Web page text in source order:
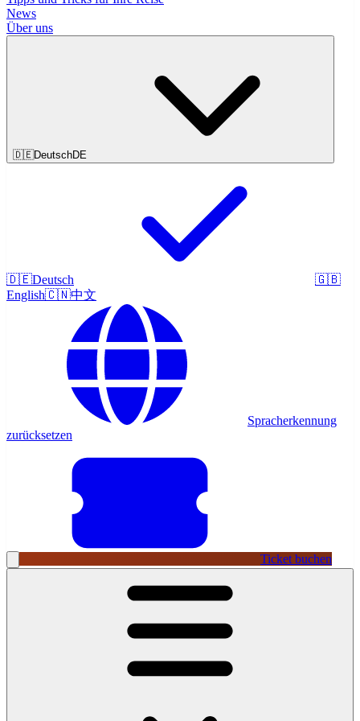
News
Über uns
🇩🇪DeutschDE
🇩🇪Deutsch
🇬🇧
English🇨🇳中文
Spracherkennung
zurücksetzen
Ticket buchen